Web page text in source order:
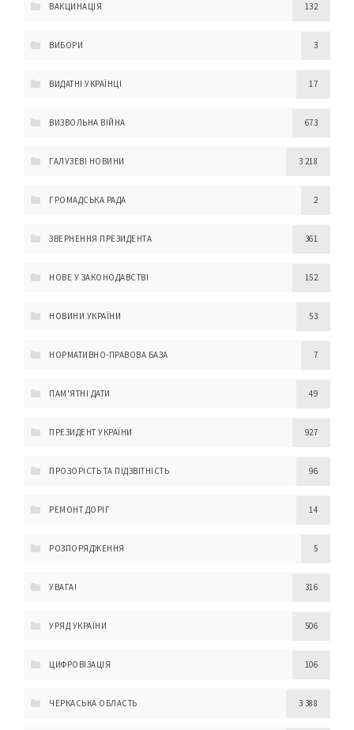
ВАКЦИНАЦІЯ 132
ВИБОРИ 3
ВИДАТНІ УКРАЇНЦІ 17
ВИЗВОЛЬНА ВІЙНА 673
ГАЛУЗЕВІ НОВИНИ 3 218
ГРОМАДСЬКА РАДА 2
ЗВЕРНЕННЯ ПРЕЗИДЕНТА 361
НОВЕ У ЗАКОНОДАВСТВІ 152
НОВИНИ УКРАЇНИ 53
НОРМАТИВНО-ПРАВОВА БАЗА 7
ПАМ'ЯТНІ ДАТИ 49
ПРЕЗИДЕНТ УКРАЇНИ 927
ПРОЗОРІСТЬ ТА ПІДЗВІТНІСТЬ 96
РЕМОНТ ДОРІГ 14
РОЗПОРЯДЖЕННЯ 5
УВАГА! 316
УРЯД УКРАЇНИ 506
ЦИФРОВІЗАЦІЯ 106
ЧЕРКАСЬКА ОБЛАСТЬ 3 388